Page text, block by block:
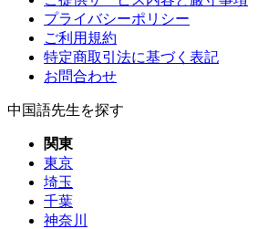
プライバシーポリシー
ご利用規約
特定商取引法に基づく表記
お問合わせ
中国語先生を探す
関東
東京
埼玉
千葉
神奈川